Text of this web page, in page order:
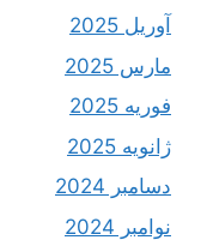
آوریل 2025
مارس 2025
فوریه 2025
ژانویه 2025
دسامبر 2024
نوامبر 2024